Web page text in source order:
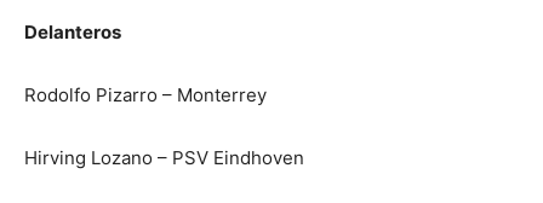
Delanteros
Rodolfo Pizarro – Monterrey
Hirving Lozano – PSV Eindhoven